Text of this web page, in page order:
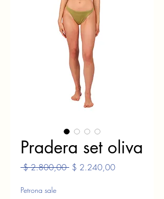
Pradera set oliva
$ 2.800,00 Precio
$ 2.240,00Precio
Petrona sale